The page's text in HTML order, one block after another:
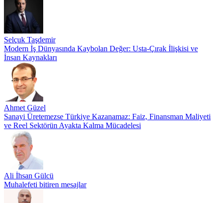
Selçuk Taşdemir
Modern İş Dünyasında Kaybolan Değer: Usta-Çırak İlişkisi ve
İnsan Kaynakları
Ahmet Güzel
Sanayi Üretemezse Türkiye Kazanamaz: Faiz, Finansman Maliyeti
ve Reel Sektörün Ayakta Kalma Mücadelesi
Ali İhsan Gülcü
Muhalefeti bitiren mesajlar